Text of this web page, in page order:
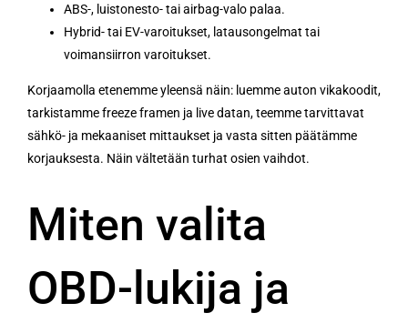
ABS-, luistonesto- tai airbag-valo palaa.
Hybrid- tai EV-varoitukset, latausongelmat tai
voimansiirron varoitukset.
Korjaamolla etenemme yleensä näin: luemme auton vikakoodit,
tarkistamme freeze framen ja live datan, teemme tarvittavat
sähkö- ja mekaaniset mittaukset ja vasta sitten päätämme
korjauksesta. Näin vältetään turhat osien vaihdot.
Miten valita
OBD-lukija ja